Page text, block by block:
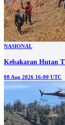
NASIONAL
Kebakaran Hutan
08 Aug 2026 16:00 UTC